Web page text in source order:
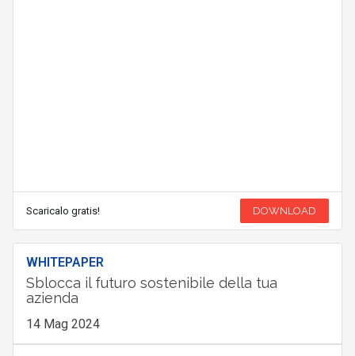
Scaricalo gratis! DOWNLOAD
WHITEPAPER
Sblocca il futuro sostenibile della tua
azienda
14 Mag 2024